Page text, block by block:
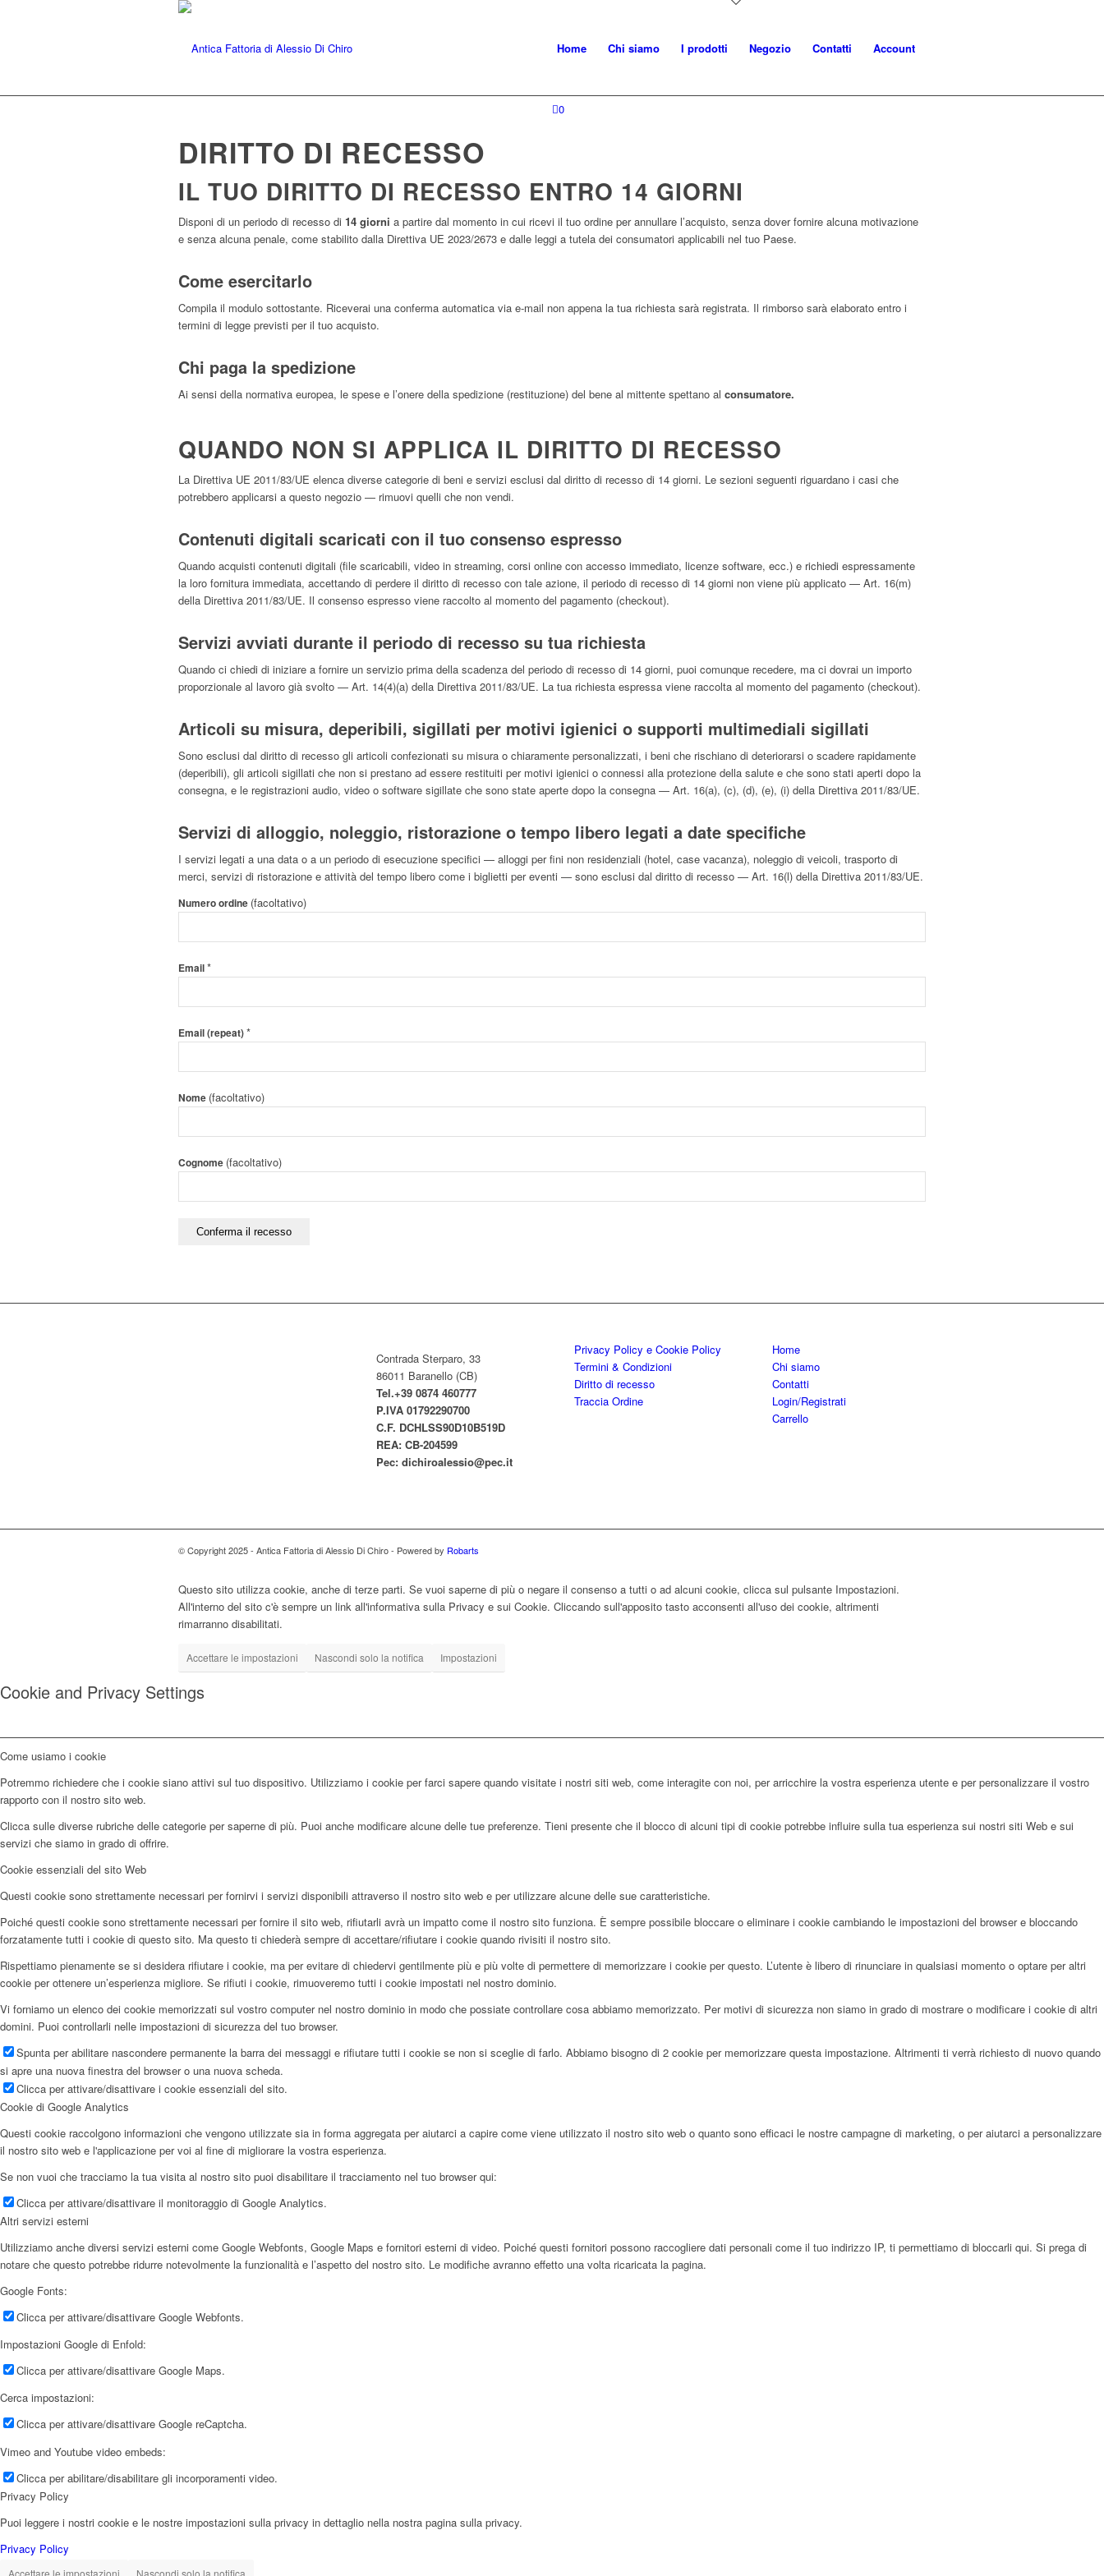
Home Chi siamo I prodotti Negozio Contatti Account
0
DIRITTO DI RECESSO
IL TUO DIRITTO DI RECESSO ENTRO 14 GIORNI
Disponi di un periodo di recesso di 14 giorni a partire dal momento in cui ricevi il tuo ordine per annullare l’acquisto, senza dover fornire alcuna motivazione
e senza alcuna penale, come stabilito dalla Direttiva UE 2023/2673 e dalle leggi a tutela dei consumatori applicabili nel tuo Paese.
Come esercitarlo
Compila il modulo sottostante. Riceverai una conferma automatica via e-mail non appena la tua richiesta sarà registrata. Il rimborso sarà elaborato entro i
termini di legge previsti per il tuo acquisto.
Chi paga la spedizione
Ai sensi della normativa europea, le spese e l’onere della spedizione (restituzione) del bene al mittente spettano al consumatore.
QUANDO NON SI APPLICA IL DIRITTO DI RECESSO
La Direttiva UE 2011/83/UE elenca diverse categorie di beni e servizi esclusi dal diritto di recesso di 14 giorni. Le sezioni seguenti riguardano i casi che
potrebbero applicarsi a questo negozio — rimuovi quelli che non vendi.
Contenuti digitali scaricati con il tuo consenso espresso
Quando acquisti contenuti digitali (file scaricabili, video in streaming, corsi online con accesso immediato, licenze software, ecc.) e richiedi espressamente
la loro fornitura immediata, accettando di perdere il diritto di recesso con tale azione, il periodo di recesso di 14 giorni non viene più applicato — Art. 16(m)
della Direttiva 2011/83/UE. Il consenso espresso viene raccolto al momento del pagamento (checkout).
Servizi avviati durante il periodo di recesso su tua richiesta
Quando ci chiedi di iniziare a fornire un servizio prima della scadenza del periodo di recesso di 14 giorni, puoi comunque recedere, ma ci dovrai un importo
proporzionale al lavoro già svolto — Art. 14(4)(a) della Direttiva 2011/83/UE. La tua richiesta espressa viene raccolta al momento del pagamento (checkout).
Articoli su misura, deperibili, sigillati per motivi igienici o supporti multimediali sigillati
Sono esclusi dal diritto di recesso gli articoli confezionati su misura o chiaramente personalizzati, i beni che rischiano di deteriorarsi o scadere rapidamente
(deperibili), gli articoli sigillati che non si prestano ad essere restituiti per motivi igienici o connessi alla protezione della salute e che sono stati aperti dopo la
consegna, e le registrazioni audio, video o software sigillate che sono state aperte dopo la consegna — Art. 16(a), (c), (d), (e), (i) della Direttiva 2011/83/UE.
Servizi di alloggio, noleggio, ristorazione o tempo libero legati a date specifiche
I servizi legati a una data o a un periodo di esecuzione specifici — alloggi per fini non residenziali (hotel, case vacanza), noleggio di veicoli, trasporto di
merci, servizi di ristorazione e attività del tempo libero come i biglietti per eventi — sono esclusi dal diritto di recesso — Art. 16(l) della Direttiva 2011/83/UE.
Numero ordine (facoltativo)
Email*
Email (repeat)*
Nome (facoltativo)
Cognome (facoltativo)
Conferma il recesso
Contrada Sterparo, 33
86011 Baranello (CB)
Tel.+39 0874 460777
P.IVA01792290700
C.F. DCHLSS90D10B519D
REA: CB-204599
Pec:dichiroalessio@pec.it
Privacy Policy e Cookie Policy
Termini & Condizioni
Diritto di recesso
Traccia Ordine
Home
Chi siamo
Contatti
Login/Registrati
Carrello
© Copyright 2025 - Antica Fattoria di Alessio Di Chiro - Powered by Robarts
Questo sito utilizza cookie, anche di terze parti. Se vuoi saperne di più o negare il consenso a tutti o ad alcuni cookie, clicca sul pulsante Impostazioni.
All'interno del sito c'è sempre un link all'informativa sulla Privacy e sui Cookie. Cliccando sull'apposito tasto acconsenti all'uso dei cookie, altrimenti
rimarranno disabilitati.
Accettare le impostazioni Nascondi solo la notifica Impostazioni
Cookie and Privacy Settings
Come usiamo i cookie
Potremmo richiedere che i cookie siano attivi sul tuo dispositivo. Utilizziamo i cookie per farci sapere quando visitate i nostri siti web, come interagite con noi, per arricchire la vostra esperienza utente e per personalizzare il vostro
rapporto con il nostro sito web.
Clicca sulle diverse rubriche delle categorie per saperne di più. Puoi anche modificare alcune delle tue preferenze. Tieni presente che il blocco di alcuni tipi di cookie potrebbe influire sulla tua esperienza sui nostri siti Web e sui
servizi che siamo in grado di offrire.
Cookie essenziali del sito Web
Questi cookie sono strettamente necessari per fornirvi i servizi disponibili attraverso il nostro sito web e per utilizzare alcune delle sue caratteristiche.
Poiché questi cookie sono strettamente necessari per fornire il sito web, rifiutarli avrà un impatto come il nostro sito funziona. È sempre possibile bloccare o eliminare i cookie cambiando le impostazioni del browser e bloccando
forzatamente tutti i cookie di questo sito. Ma questo ti chiederà sempre di accettare/rifiutare i cookie quando rivisiti il nostro sito.
Rispettiamo pienamente se si desidera rifiutare i cookie, ma per evitare di chiedervi gentilmente più e più volte di permettere di memorizzare i cookie per questo. L’utente è libero di rinunciare in qualsiasi momento o optare per altri
cookie per ottenere un’esperienza migliore. Se rifiuti i cookie, rimuoveremo tutti i cookie impostati nel nostro dominio.
Vi forniamo un elenco dei cookie memorizzati sul vostro computer nel nostro dominio in modo che possiate controllare cosa abbiamo memorizzato. Per motivi di sicurezza non siamo in grado di mostrare o modificare i cookie di altri
domini. Puoi controllarli nelle impostazioni di sicurezza del tuo browser.
Spunta per abilitare nascondere permanente la barra dei messaggi e rifiutare tutti i cookie se non si sceglie di farlo. Abbiamo bisogno di 2 cookie per memorizzare questa impostazione. Altrimenti ti verrà richiesto di nuovo quando
si apre una nuova finestra del browser o una nuova scheda.
Clicca per attivare/disattivare i cookie essenziali del sito.
Cookie di Google Analytics
Questi cookie raccolgono informazioni che vengono utilizzate sia in forma aggregata per aiutarci a capire come viene utilizzato il nostro sito web o quanto sono efficaci le nostre campagne di marketing, o per aiutarci a personalizzare
il nostro sito web e l'applicazione per voi al fine di migliorare la vostra esperienza.
Se non vuoi che tracciamo la tua visita al nostro sito puoi disabilitare il tracciamento nel tuo browser qui:
Clicca per attivare/disattivare il monitoraggio di Google Analytics.
Altri servizi esterni
Utilizziamo anche diversi servizi esterni come Google Webfonts, Google Maps e fornitori esterni di video. Poiché questi fornitori possono raccogliere dati personali come il tuo indirizzo IP, ti permettiamo di bloccarli qui. Si prega di
notare che questo potrebbe ridurre notevolmente la funzionalità e l’aspetto del nostro sito. Le modifiche avranno effetto una volta ricaricata la pagina.
Google Fonts:
Clicca per attivare/disattivare Google Webfonts.
Impostazioni Google di Enfold:
Clicca per attivare/disattivare Google Maps.
Cerca impostazioni:
Clicca per attivare/disattivare Google reCaptcha.
Vimeo and Youtube video embeds:
Clicca per abilitare/disabilitare gli incorporamenti video.
Privacy Policy
Puoi leggere i nostri cookie e le nostre impostazioni sulla privacy in dettaglio nella nostra pagina sulla privacy.
Privacy Policy
Accettare le impostazioni Nascondi solo la notifica